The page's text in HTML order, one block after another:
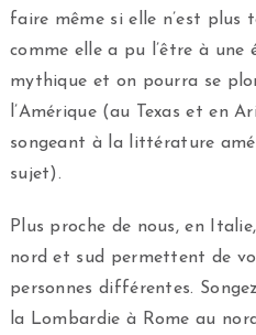
faire même si elle n’est plus
comme elle a pu l’être à une
mythique et on pourra se
l’Amérique (au Texas et en
songeant à la littérature
sujet).
Plus proche de nous, en
nord et sud permettent de
personnes différentes.
la Lombardie à Rome au